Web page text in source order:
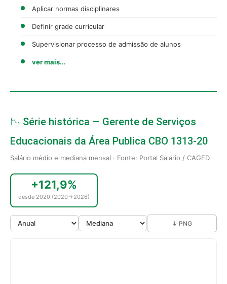
Aplicar normas disciplinares
Definir grade curricular
Supervisionar processo de admissão de alunos
ver mais...
📉 Série histórica — Gerente de Serviços
Educacionais da Área Publica CBO 1313-20
Salário médio e mediana mensal · Fonte: Portal Salário / CAGED
+121,9%
desde 2020 (2020→2026)
↓ PNG